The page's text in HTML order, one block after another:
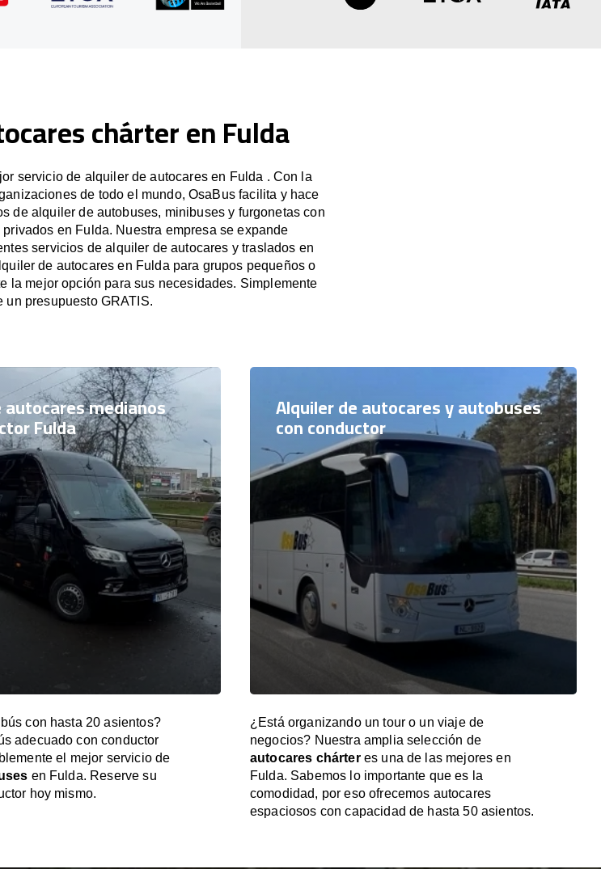
chárter en Fulda
servicio de alquiler de autocares en Fulda . Con la
de todo el mundo, OsaBus facilita y hace
de alquiler de autobuses, minibuses y furgonetas con
en Fulda. Nuestra empresa se expande
servicios de alquiler de autocares y traslados en
de autocares en Fulda para grupos pequeños o
la mejor opción para sus necesidades. Simplemente
un presupuesto GRATIS.
medianos
Fulda
con hasta 20 asientos?
adecuado con conductor
el mejor servicio de
en Fulda. Reserve su
hoy mismo.
Alquiler de autocares y autobuses
con conductor
¿Está organizando un tour o un viaje de
negocios? Nuestra amplia selección de
autocares chárteres una de las mejores en
Fulda. Sabemos lo importante que es la
comodidad, por eso ofrecemos autocares
espaciosos con capacidad de hasta 50 asientos.